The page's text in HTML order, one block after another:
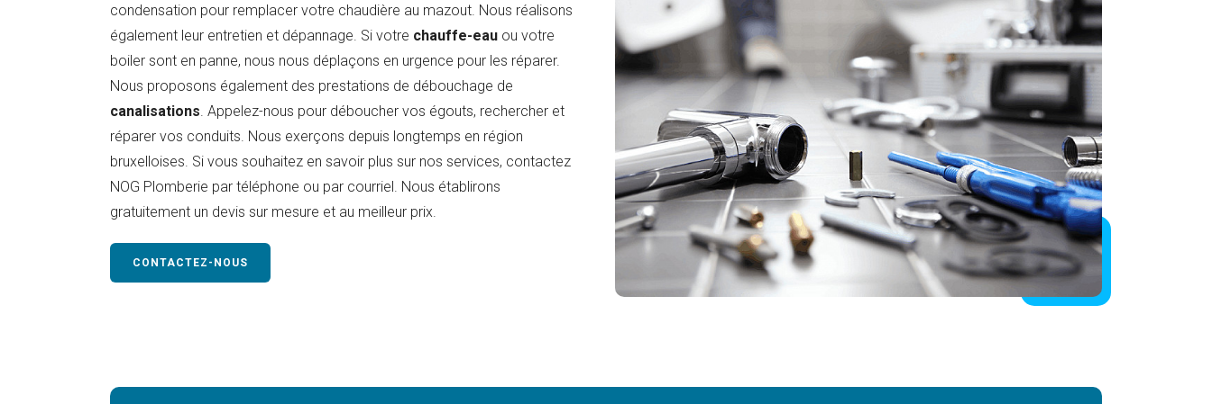
condensation pour remplacer votre chaudière au mazout. Nous réalisons
également leur entretien et dépannage. Si votre chauffe-eau ou votre
boiler sont en panne, nous nous déplaçons en urgence pour les réparer.
Nous proposons également des prestations de débouchage de
canalisations . Appelez-nous pour déboucher vos égouts, rechercher et
réparer vos conduits. Nous exerçons depuis longtemps en région
bruxelloises. Si vous souhaitez en savoir plus sur nos services, contactez
NOG Plomberie par téléphone ou par courriel. Nous établirons
gratuitement un devis sur mesure et au meilleur prix.
CONTACTEZ-NOUS